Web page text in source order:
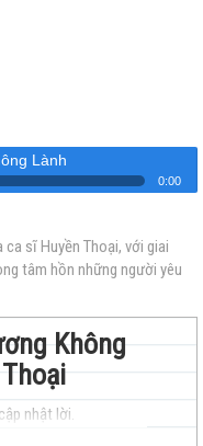
Lành
0:00
sĩ Huyền Thoại, với giai
tâm hồn những người yêu
Không
nhật lời.